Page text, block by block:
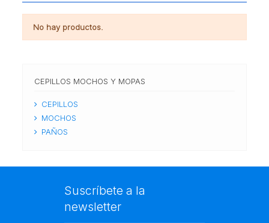
No hay productos.
CEPILLOS MOCHOS Y MOPAS
CEPILLOS
MOCHOS
PAÑOS
Suscríbete a la
newsletter